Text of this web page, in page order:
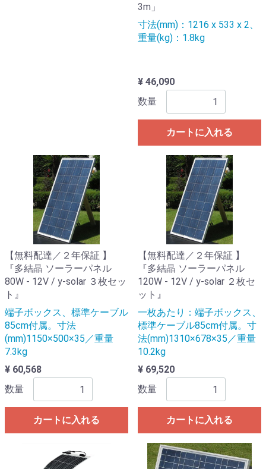
3m」
寸法(mm)：1216 x 533 x 2、
重量(kg)：1.8kg
¥ 46,090
数量
カートに入れる
【無料配達／２年保証 】
『多結晶 ソーラーパネル
80W - 12V / y-solar ３枚セッ
ト』
端子ボックス、標準ケーブル
85cm付属。寸法
(mm)1150×500×35／重量
7.3kg
¥ 60,568
数量
カートに入れる
【無料配達／２年保証 】
『多結晶 ソーラーパネル
120W - 12V / y-solar ２枚セ
ット』
一枚あたり：端子ボックス、
標準ケーブル85cm付属。寸
法(mm)1310×678×35／重量
10.2kg
¥ 69,520
数量
カートに入れる